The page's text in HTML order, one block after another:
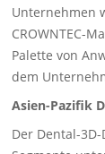
Unternehmen
CROWNTEC-
Palette von
dem
Asien-Pazifik
Der Dental-